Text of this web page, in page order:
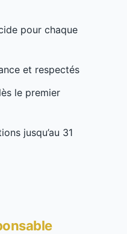
pour chaque
et respectés
le premier
jusqu’au 31